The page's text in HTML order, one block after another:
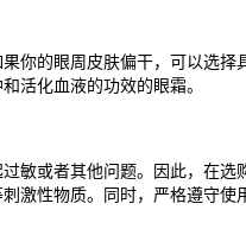
你的眼周皮肤偏干，可以选
活化血液的功效的眼霜。
敏或者其他问题。因此，在
激性物质。同时，严格遵守使